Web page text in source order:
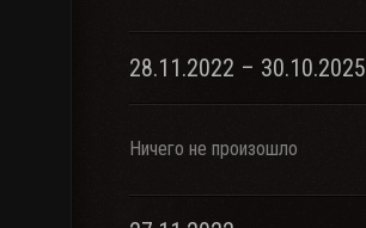
28.11.2022 – 30.10.2025
Ничего не произошло